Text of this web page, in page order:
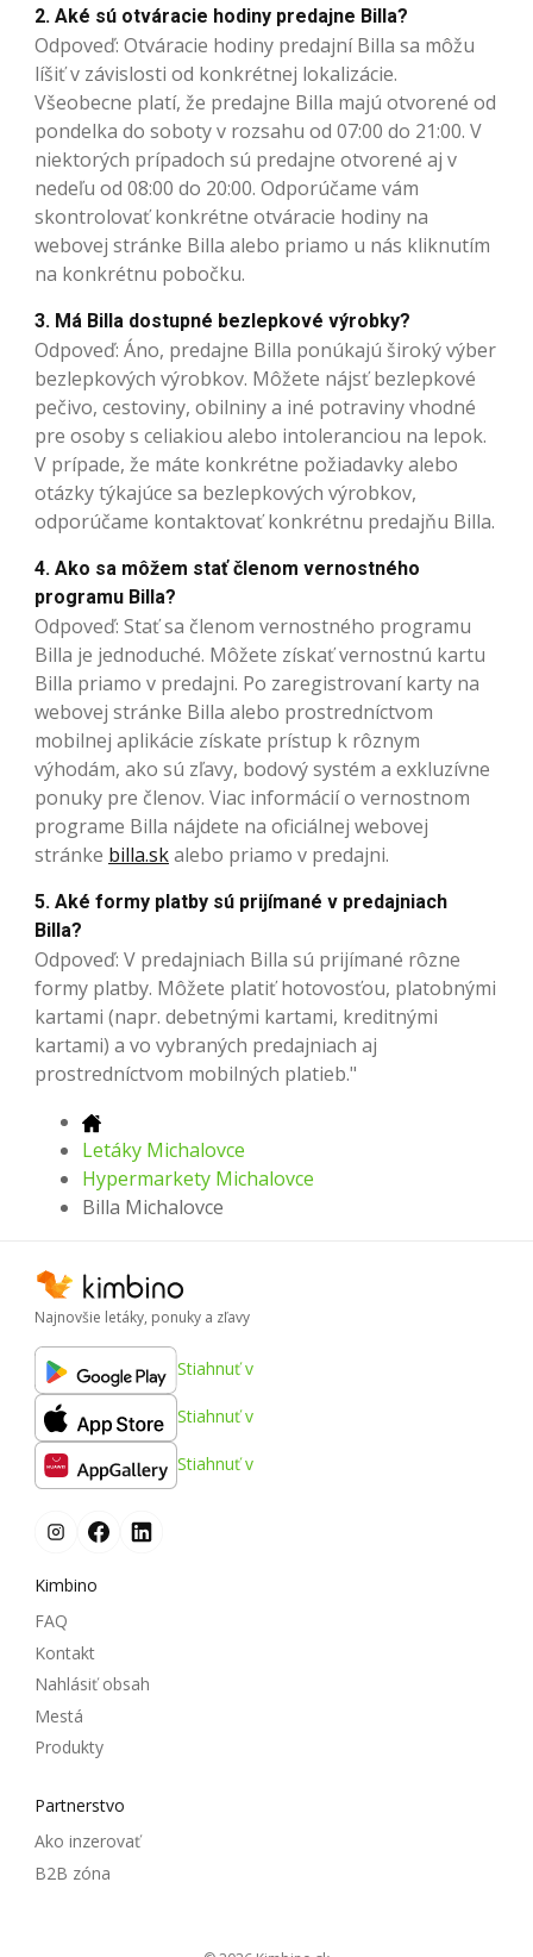
2. Aké sú otváracie hodiny predajne Billa?
Odpoveď: Otváracie hodiny predajní Billa sa môžu
líšiť v závislosti od konkrétnej lokalizácie.
Všeobecne platí, že predajne Billa majú otvorené od
pondelka do soboty v rozsahu od 07:00 do 21:00. V
niektorých prípadoch sú predajne otvorené aj v
nedeľu od 08:00 do 20:00. Odporúčame vám
skontrolovať konkrétne otváracie hodiny na
webovej stránke Billa alebo priamo u nás kliknutím
na konkrétnu pobočku.
3. Má Billa dostupné bezlepkové výrobky?
Odpoveď: Áno, predajne Billa ponúkajú široký výber
bezlepkových výrobkov. Môžete nájsť bezlepkové
pečivo, cestoviny, obilniny a iné potraviny vhodné
pre osoby s celiakiou alebo intoleranciou na lepok.
V prípade, že máte konkrétne požiadavky alebo
otázky týkajúce sa bezlepkových výrobkov,
odporúčame kontaktovať konkrétnu predajňu Billa.
4. Ako sa môžem stať členom vernostného
programu Billa?
Odpoveď: Stať sa členom vernostného programu
Billa je jednoduché. Môžete získať vernostnú kartu
Billa priamo v predajni. Po zaregistrovaní karty na
webovej stránke Billa alebo prostredníctvom
mobilnej aplikácie získate prístup k rôznym
výhodám, ako sú zľavy, bodový systém a exkluzívne
ponuky pre členov. Viac informácií o vernostnom
programe Billa nájdete na oficiálnej webovej
stránke billa.skalebo priamo v predajni.
5. Aké formy platby sú prijímané v predajniach
Billa?
Odpoveď: V predajniach Billa sú prijímané rôzne
formy platby. Môžete platiť hotovosťou, platobnými
kartami (napr. debetnými kartami, kreditnými
kartami) a vo vybraných predajniach aj
prostredníctvom mobilných platieb."
Letáky Michalovce
Hypermarkety Michalovce
Billa Michalovce
Najnovšie letáky, ponuky a zľavy
Stiahnuť v
Stiahnuť v
Stiahnuť v
Kimbino
FAQ
Kontakt
Nahlásiť obsah
Mestá
Produkty
Partnerstvo
Ako inzerovať
B2B zóna